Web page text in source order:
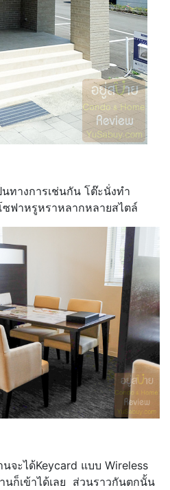
ทางการเช่นกัน โต๊ะนั่งทำ
ฟาหรูหราหลากหลายสไตล์
จะได้Keycard แบบ Wireless
นก็เข้าได้เลย ส่วนราวกันตกนั้น